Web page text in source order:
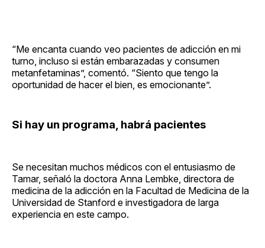
“Me encanta cuando veo pacientes de adicción en mi
turno, incluso si están embarazadas y consumen
metanfetaminas”, comentó. “Siento que tengo la
oportunidad de hacer el bien, es emocionante”.
Si hay un programa, habrá pacientes
Se necesitan muchos médicos con el entusiasmo de
Tamar, señaló la doctora Anna Lembke, directora de
medicina de la adicción en la Facultad de Medicina de la
Universidad de Stanford e investigadora de larga
experiencia en este campo.